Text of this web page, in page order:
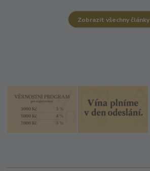
Zobrazit všechny články